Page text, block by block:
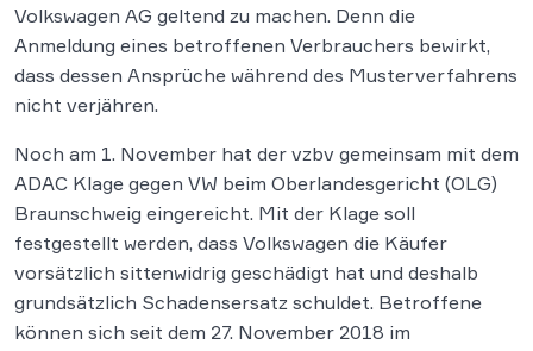
Volkswagen AG geltend zu machen. Denn die
Anmeldung eines betroffenen Verbrauchers bewirkt,
dass dessen Ansprüche während des Musterverfahrens
nicht verjähren.
Noch am 1. November hat der vzbv gemeinsam mit dem
ADAC Klage gegen VW beim Oberlandesgericht (OLG)
Braunschweig eingereicht. Mit der Klage soll
festgestellt werden, dass Volkswagen die Käufer
vorsätzlich sittenwidrig geschädigt hat und deshalb
grundsätzlich Schadensersatz schuldet. Betroffene
können sich seit dem 27. November 2018 im